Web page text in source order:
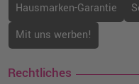
Hausmarken-Garantie
Mit uns werben!
Rechtliches